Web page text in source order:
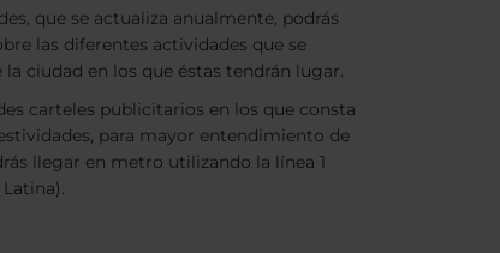
que se actualiza anualmente, podrás
las diferentes actividades que se
ciudad en los que éstas tendrán lugar.
carteles publicitarios en los que consta
para mayor entendimiento de
llegar en metro utilizando la línea 1